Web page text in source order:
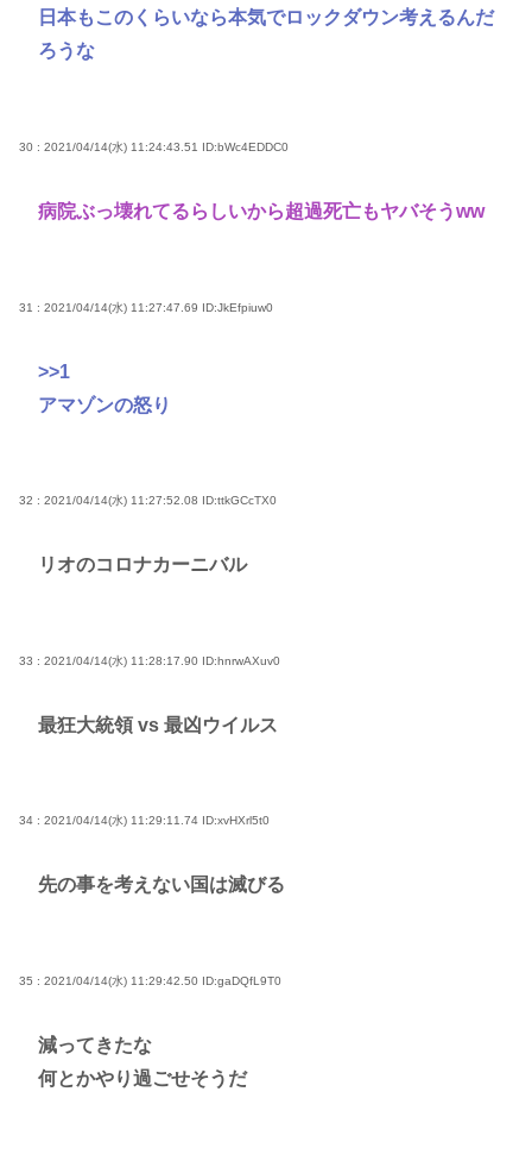
日本もこのくらいなら本気でロックダウン考えるんだ
ろうな
30 : 2021/04/14(水) 11:24:43.51 ID:bWc4EDDC0
病院ぶっ壊れてるらしいから超過死亡もヤバそうww
31 : 2021/04/14(水) 11:27:47.69 ID:JkEfpiuw0
>>1
アマゾンの怒り
32 : 2021/04/14(水) 11:27:52.08 ID:ttkGCcTX0
リオのコロナカーニバル
33 : 2021/04/14(水) 11:28:17.90 ID:hnrwAXuv0
最狂大統領 vs 最凶ウイルス
34 : 2021/04/14(水) 11:29:11.74 ID:xvHXrl5t0
先の事を考えない国は滅びる
35 : 2021/04/14(水) 11:29:42.50 ID:gaDQfL9T0
減ってきたな
何とかやり過ごせそうだ